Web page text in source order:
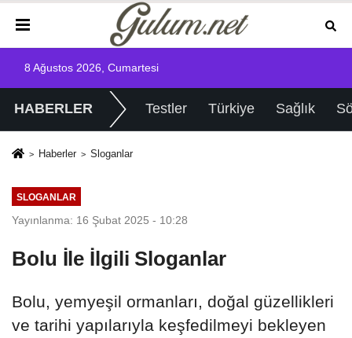
8 Ağustos 2026, Cumartesi
HABERLER Testler Türkiye Sağlık
Haberler Sloganlar
SLOGANLAR
Yayınlanma: 16 Şubat 2025 - 10:28
Bolu İle İlgili Sloganlar
Bolu, yemyeşil ormanları, doğal güzellikleri
ve tarihi yapılarıyla keşfedilmeyi bekleyen